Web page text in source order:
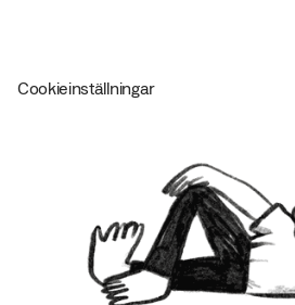
Cookieinställningar